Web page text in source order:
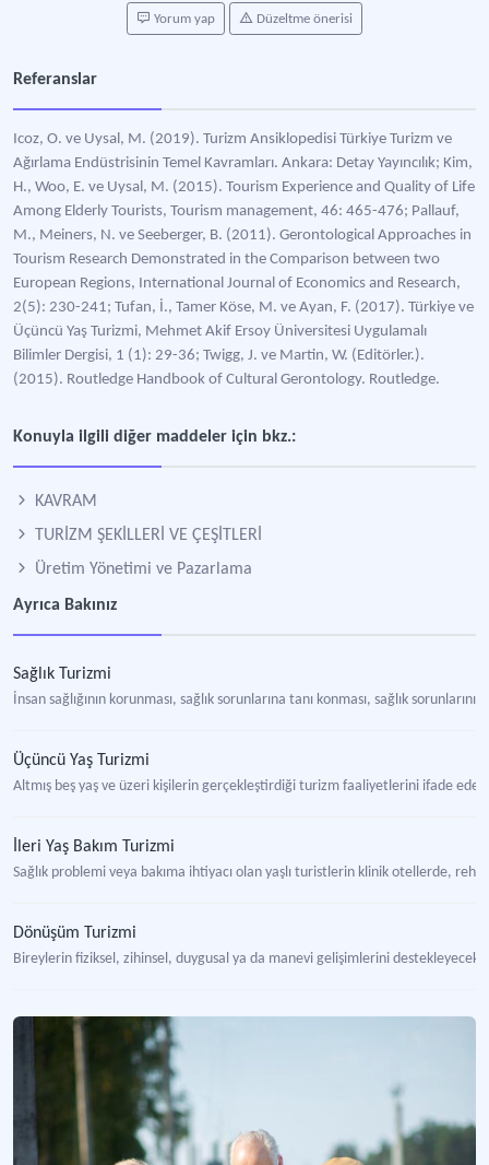
Yorum yap Düzeltme önerisi
Referanslar
Icoz, O. ve Uysal, M. (2019). Turizm Ansiklopedisi Türkiye Turizm ve
Ağırlama Endüstrisinin Temel Kavramları. Ankara: Detay Yayıncılık; Kim,
H., Woo, E. ve Uysal, M. (2015). Tourism Experience and Quality of Life
Among Elderly Tourists, Tourism management, 46: 465-476; Pallauf,
M., Meiners, N. ve Seeberger, B. (2011). Gerontological Approaches in
Tourism Research Demonstrated in the Comparison between two
European Regions, International Journal of Economics and Research,
2(5): 230-241; Tufan, İ., Tamer Köse, M. ve Ayan, F. (2017). Türkiye ve
Üçüncü Yaş Turizmi, Mehmet Akif Ersoy Üniversitesi Uygulamalı
Bilimler Dergisi, 1 (1): 29-36; Twigg, J. ve Martin, W. (Editörler.).
(2015). Routledge Handbook of Cultural Gerontology. Routledge.
Konuyla ilgili diğer maddeler için bkz.:
KAVRAM
TURİZM ŞEKİLLERİ VE ÇEŞİTLERİ
Üretim Yönetimi ve Pazarlama
Ayrıca Bakınız
Sağlık Turizmi
İnsan sağlığının korunması, sağlık sorunlarına tanı konması, sağlık
Üçüncü Yaş Turizmi
Altmış beş yaş ve üzeri kişilerin gerçekleştirdiği turizm faaliyetlerini ifade
İleri Yaş Bakım Turizmi
Sağlık problemi veya bakıma ihtiyacı olan yaşlı turistlerin klinik otellerde,
Dönüşüm Turizmi
Bireylerin fiziksel, zihinsel, duygusal ya da manevi gelişimlerini